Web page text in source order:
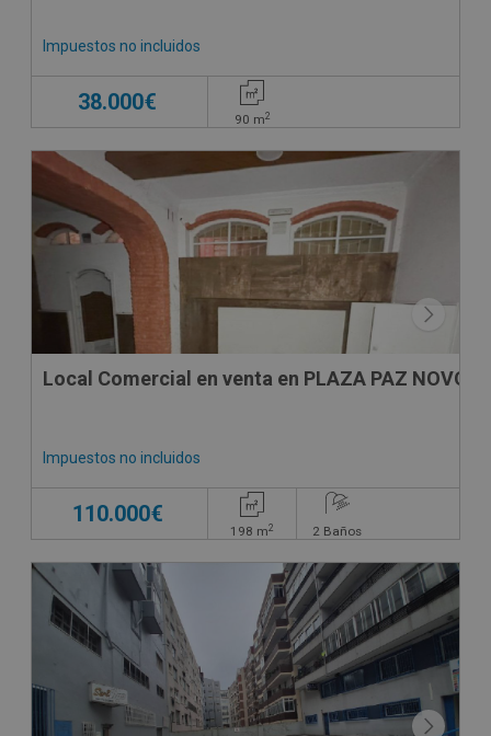
Impuestos no incluidos
38.000€
90 m2
CONDICIONES ESPECIALES
Local Comercial en venta en PLAZA PAZ NOVOA,
Impuestos no incluidos
110.000€
198 m2 2 Baños